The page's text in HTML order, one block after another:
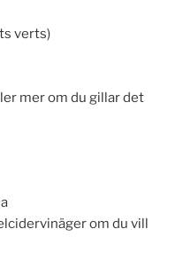
verts)
mer om du gillar det
om du vill